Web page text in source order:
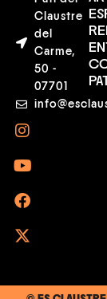
Claustre
del
Carme,
50 -
07701